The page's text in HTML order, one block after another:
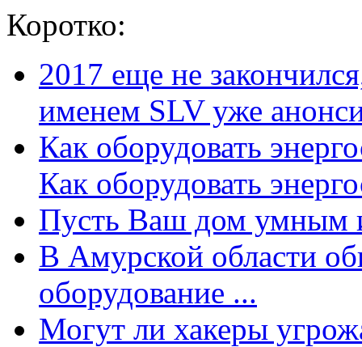
Коротко:
2017 еще не
именем SLV уже
Как оборудовать
Как оборудовать
Пусть Ваш дом умным
В Амурской области
оборудование ...
Могут ли хакеры